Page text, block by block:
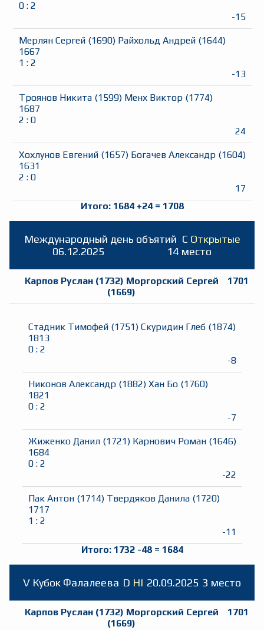
0: 2
-15
Мерлян Сергей (1690) Райхольд Андрей (1644)
1667
1 : 2
-13
Троянов Никита (1599) Менх Виктор (1774)
1687
2 : 0
24
Хохлунов Евгений (1657) Богачев Александр (1604)
1631
2 : 0
17
Итого: 1684 +24= 1708
Международный день объятий C Открытые
06.12.2025
14 место
Карпов Руслан (1732) Моргорский Сергей
(1669)
1701
Стадник Тимофей (1751) Скуридин Глеб (1874)
1813
0: 2
-8
Никонов Александр (1882) Хан Бо (1760)
1821
0: 2
-7
Жиженко Данил (1721) Карнович Роман (1646)
1684
0: 2
-22
Пак Антон (1714) Твердяков Данила (1720)
1717
1 : 2
-11
Итого: 1732 -48= 1684
V Кубок Фалалеева D HI 20.09.2025 3 место
Карпов Руслан (1732) Моргорский Сергей
(1669)
1701